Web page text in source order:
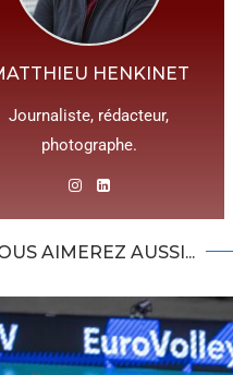
HENKINET
Journaliste, rédacteur,
photographe.
AIMEREZ AUSSI...